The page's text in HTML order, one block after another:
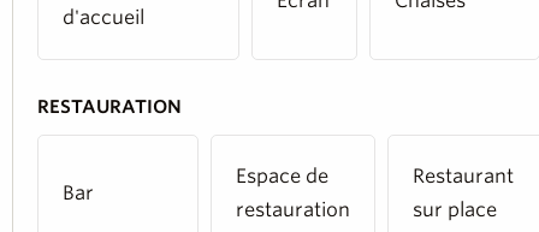
d'accueil
RESTAURATION
Bar
Espace de
restauration
Restaurant
sur place